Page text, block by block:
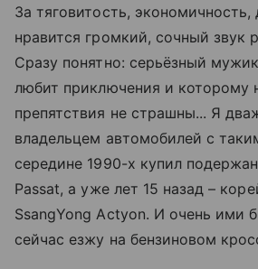
За тяговитость,
нравится громкий, сочный звук
Сразу понятно: серьёзный
любит приключения и которому
препятствия не страшны... Я
владельцем автомобилей с
середине 1990-х купил
Passat, а уже лет 15 назад –
SsangYong Actyon. И очень ими
сейчас езжу на бензиновом